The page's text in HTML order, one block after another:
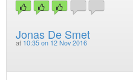
Jonas De Smet
at 10:35 on 12 Nov 2016